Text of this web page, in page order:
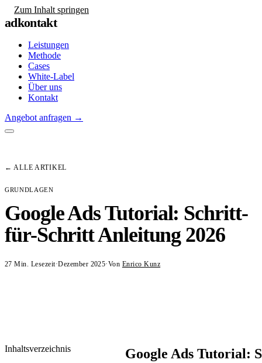
Zum Inhalt springen
adkontakt
Leistungen
Methode
Cases
White-Label
Über uns
Kontakt
Angebot anfragen →
← ALLE ARTIKEL
GRUNDLAGEN
Google Ads Tutorial: Schritt-
für-Schritt Anleitung 2026
27 Min. Lesezeit·Dezember 2025·Von Enrico Kunz
Inhaltsverzeichnis
Google Ads Tutorial: